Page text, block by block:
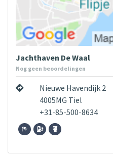
Jachthaven De Waal
Nog geen beoordelingen
Nieuwe Havendijk 2
4005MG Tiel
+31-85-500-8634